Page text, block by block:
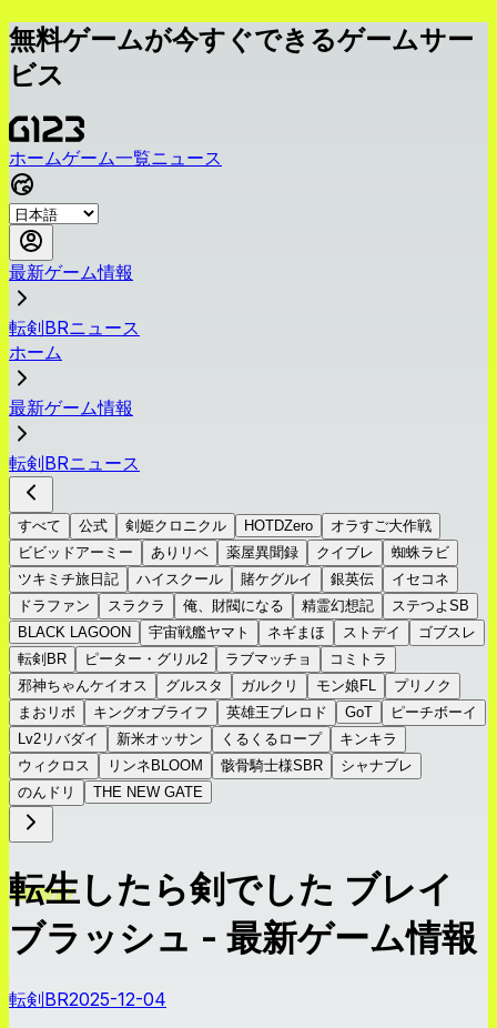
無料ゲームが今すぐできるゲームサー
ビス
ホームゲーム一覧ニュース
最新ゲーム情報
転剣BRニュース
ホーム
最新ゲーム情報
転剣BRニュース
すべて 公式 剣姫クロニクル HOTDZero
オラすご大作戦
ビビッドアーミー
ありリベ 薬屋異聞録 クイブレ
蜘蛛ラビ
ツキミチ旅日記
ハイスクール 賭ケグルイ 銀英伝
イセコネ
ドラファン
スラクラ 俺、財閥になる 精霊幻想記
ステつよSB
BLACK LAGOON
宇宙戦艦ヤマト ネギまほ ストデイ
ゴブスレ
転剣BR
ピーター・グリル2 ラブマッチョ
コミトラ
邪神ちゃんケイオス
グルスタ ガルクリ モン娘FL
プリノク
まおリボ
キングオブライフ 英雄王ブレロド GoT
ピーチボーイ
Lv2リバダイ
新米オッサン くるくるロープ
キンキラ
ウィクロス
リンネBLOOM 骸骨騎士様SBR
シャナブレ
のんドリ
THE NEW GATE
転生したら剣でした ブレイ
ブラッシュ - 最新ゲーム情報
転剣BR2025-12-04